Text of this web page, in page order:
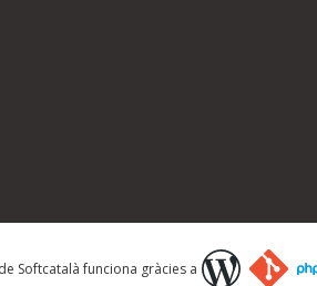
Softcatalà funciona gràcies a